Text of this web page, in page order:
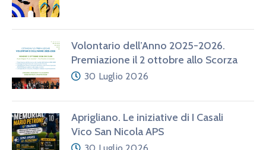
Volontario dell’Anno 2025-2026.
Premiazione il 2 ottobre allo Scorza
30 Luglio 2026
Aprigliano. Le iniziative di I Casali
Vico San Nicola APS